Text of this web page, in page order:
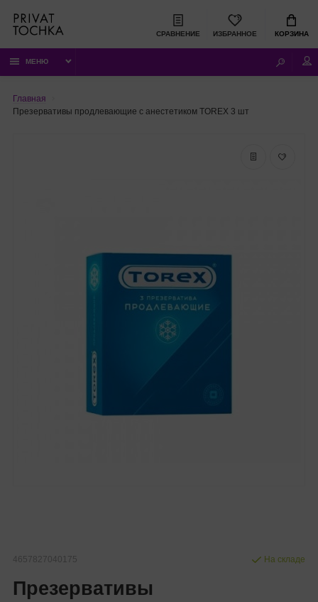
СРАВНЕНИЕ ИЗБРАННОЕ КОРЗИНА
МЕНЮ
Главная
Презервативы продлевающие с анестетиком TOREX 3 шт
4657827040175
Презервативы
На складе